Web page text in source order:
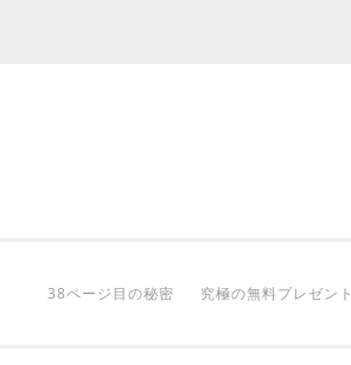
38ページ目の秘密 究極の無料プレゼント